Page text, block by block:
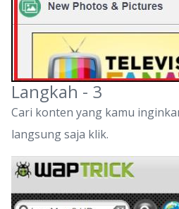
Langkah - 3
Cari konten yang kamu
langsung saja klik.